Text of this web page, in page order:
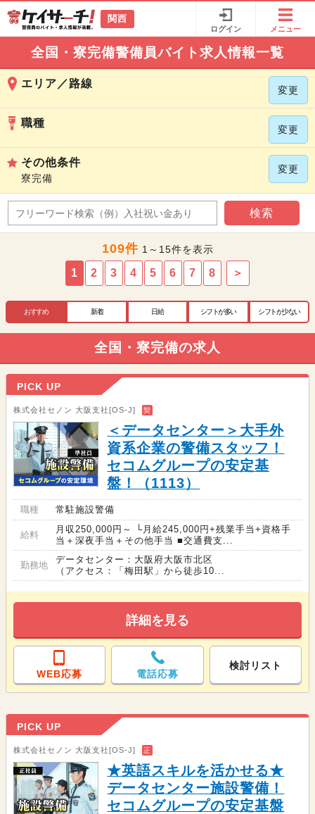
関西
ログイン メニュー
全国・寮完備警備員バイト求人情報一覧
エリア／路線
変更
職種
変更
その他条件
寮完備
変更
検索
109件1～15件を表示
1 2 3 4 5 6 7 8 ＞
おすすめ 新着 日給 シフトが多い シフトが少ない
全国・寮完備の求人
PICK UP
株式会社セノン 大阪支社[OS-J] 契
＜データセンター＞大手外
資系企業の警備スタッフ！
セコムグループの安定基
盤！（1113）
職種 常駐施設警備
給料
月収250,000円～ └月給245,000円+残業手当+資格手
当＋深夜手当＋その他手当 ■交通費支...
勤務地
データセンター：大阪府大阪市北区
（アクセス：「梅田駅」から徒歩10...
詳細を見る
WEB応募 電話応募
検討リスト
PICK UP
株式会社セノン 大阪支社[OS-J] 正
★英語スキルを活かせる★
データセンター施設警備！
セコムグループの安定基盤